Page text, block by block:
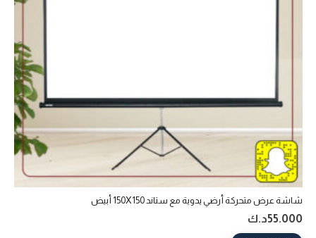
شاشة عرض متحركة أرضي يدوية مع ستاند 150X150 أبيض
55.000د.ك